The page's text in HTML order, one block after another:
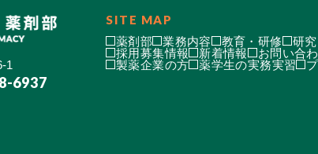
1
6937
SITE MAP
薬剤部 業務内容 教育・研修 研
採用募集情報
新着情報 お問い合
製薬企業の方
薬学生の実務実習